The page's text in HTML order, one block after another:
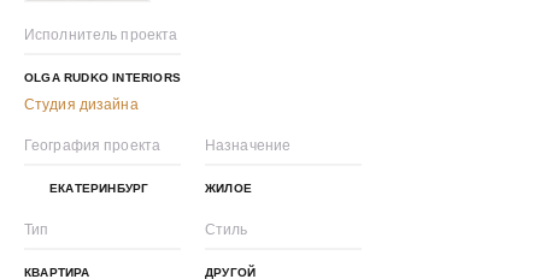
Исполнитель проекта
OLGA RUDKO INTERIORS
Студия дизайна
География проекта
ЕКАТЕРИНБУРГ
Назначение
ЖИЛОЕ
Тип
КВАРТИРА
Стиль
ДРУГОЙ